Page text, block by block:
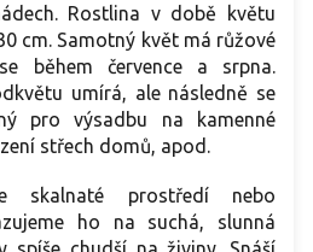
Rostlina v době květu
cm. Samotný květ má růžové
během července a srpna.
umírá, ale následně se
pro výsadbu na kamenné
střech domů, apod.
skalnaté prostředí nebo
ho na suchá, slunná